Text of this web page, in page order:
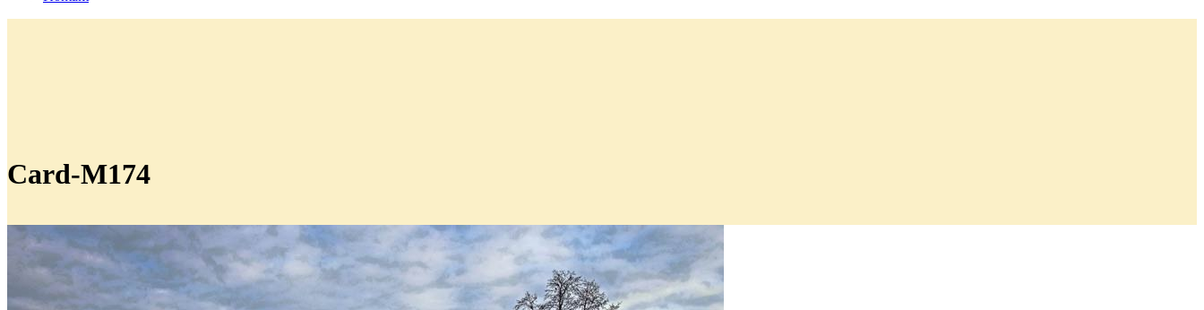
Card-M174